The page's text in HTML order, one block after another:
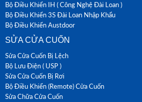
Bộ Điều Khiển IH ( Công Nghệ Đài Loan )
Bộ Điều Khiển 3S Đài Loan Nhập Khẩu
Bộ Điều Khiển Austdoor
SỬA CỬA CUỐN
Sửa Cửa Cuốn Bị Lệch
Bộ Lưu Điện ( USP )
Sửa Cửa Cuốn Bị Rơi
Bộ Điều Khiển (Remote) Cửa Cuốn
Sửa Chữa Cửa Cuốn